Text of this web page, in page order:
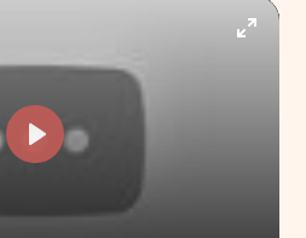
Play